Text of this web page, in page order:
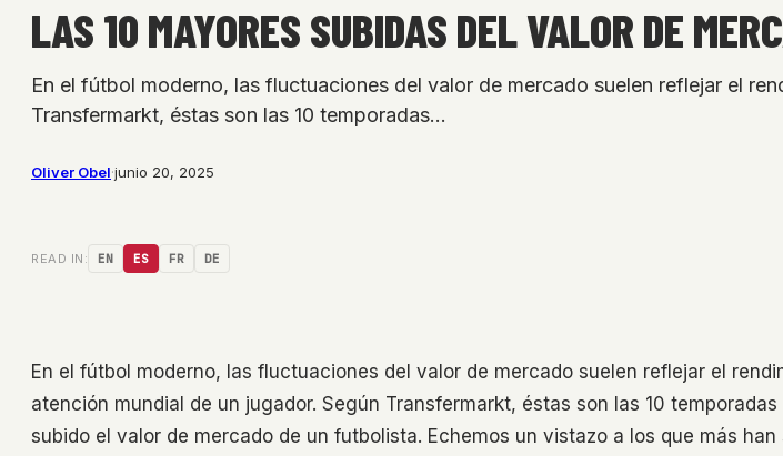
LAS 10 MAYORES SUBIDAS DEL VALOR DE
En el fútbol moderno, las fluctuaciones del valor de mercado suelen reflejar el
Transfermarkt, éstas son las 10 temporadas…
Oliver Obel·junio 20, 2025
READ IN: EN ES FR DE
En el fútbol moderno, las fluctuaciones del valor de mercado suelen reflejar el
atención mundial de un jugador. Según Transfermarkt, éstas son las 10
subido el valor de mercado de un futbolista. Echemos un vistazo a los que más